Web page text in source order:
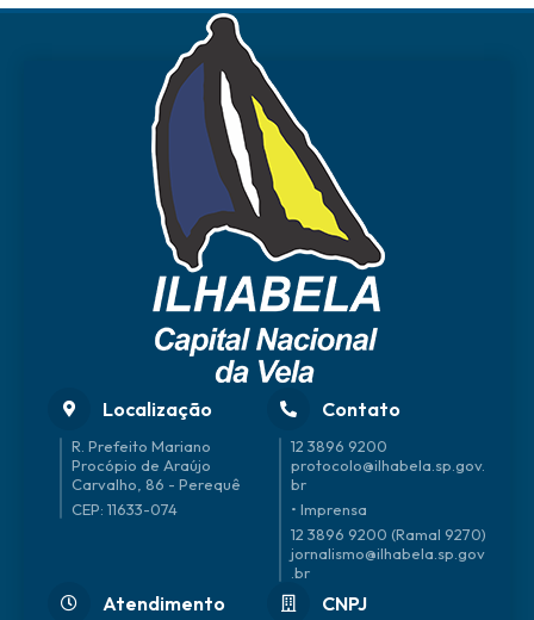
Localização
R. Prefeito Mariano
Procópio de Araújo
Carvalho, 86 - Perequê
CEP: 11633-074
Contato
12 3896 9200
protocolo@ilhabela.sp.gov.
br
• Imprensa
12 3896 9200 (Ramal 9270)
jornalismo@ilhabela.sp.gov
.br
Atendimento CNPJ